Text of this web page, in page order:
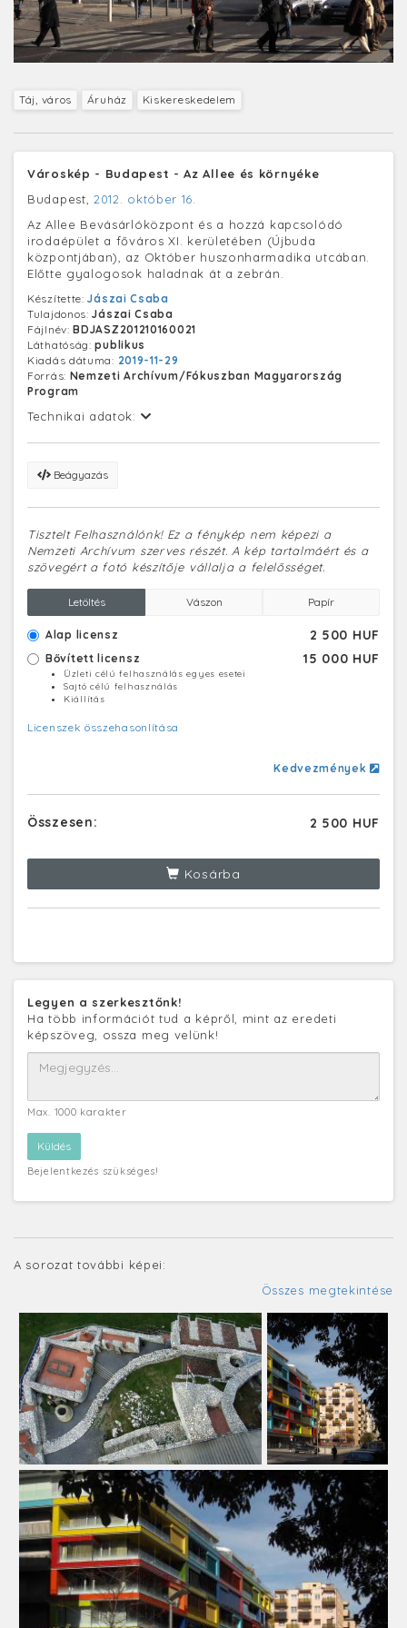
Táj, város Áruház Kiskereskedelem
Városkép - Budapest - Az Allee és környéke
Budapest, 2012. október 16.
Az Allee Bevásárlóközpont és a hozzá kapcsolódó
irodaépület a főváros XI. kerületében (Újbuda
központjában), az Október huszonharmadika utcában.
Előtte gyalogosok haladnak át a zebrán.
Készítette:Jászai Csaba
Tulajdonos:Jászai Csaba
Fájlnév:BDJASZ201210160021
Láthatóság:publikus
Kiadás dátuma: 2019-11-29
Forrás: Nemzeti Archívum/Fókuszban Magyarország
Program
Technikai adatok:
Beágyazás
Tisztelt Felhasználónk! Ez a fénykép nem képezi a
Nemzeti Archívum szerves részét. A kép tartalmáért és a
szövegért a fotó készítője vállalja a felelősséget.
Letöltés Vászon Papír
Alap licensz 2 500 HUF
Bővített licensz 15 000 HUF
Üzleti célú felhasználás egyes esetei
Sajtó célú felhasználás
Kiállítás
Licenszek összehasonlítása
Kedvezmények
Összesen: 2 500 HUF
Kosárba
Legyen a szerkesztőnk!
Ha több információt tud a képről, mint az eredeti
képszöveg, ossza meg velünk!
Max. 1000 karakter
Bejelentkezés szükséges!
A sorozat további képei:
Összes megtekintése